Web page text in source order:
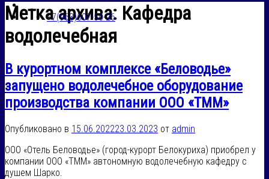
+7(963)507-50-26
Метка архива: Кафедра
водолечебная
В курортном комплексе «Беловодье»
запущено водолечебное оборудование
производства компании ООО «ТММ»
Опубликовано в 15.06.202223.03.2023 от admin
ООО «Отель Беловодье» (город-курорт Белокуриха) приобрел у
компании ООО «ТММ» автономную водолечебную кафедру с
душем Шарко.